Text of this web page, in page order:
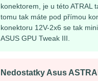
konektorem, je u této ATRAL
tomu tak máte pod přímou
konektoru 12V-2x6 se tak
ASUS GPU Tweak III.
Nedostatky Asus